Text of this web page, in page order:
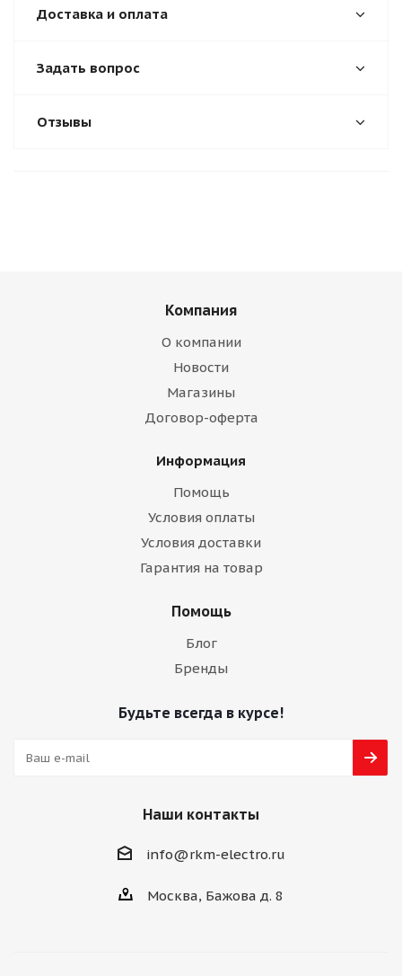
Доставка и оплата
Задать вопрос
Отзывы
Компания
О компании
Новости
Магазины
Договор-оферта
Информация
Помощь
Условия оплаты
Условия доставки
Гарантия на товар
Помощь
Блог
Бренды
Будьте всегда в курсе!
Наши контакты
info@rkm-electro.ru
Москва, Бажова д. 8